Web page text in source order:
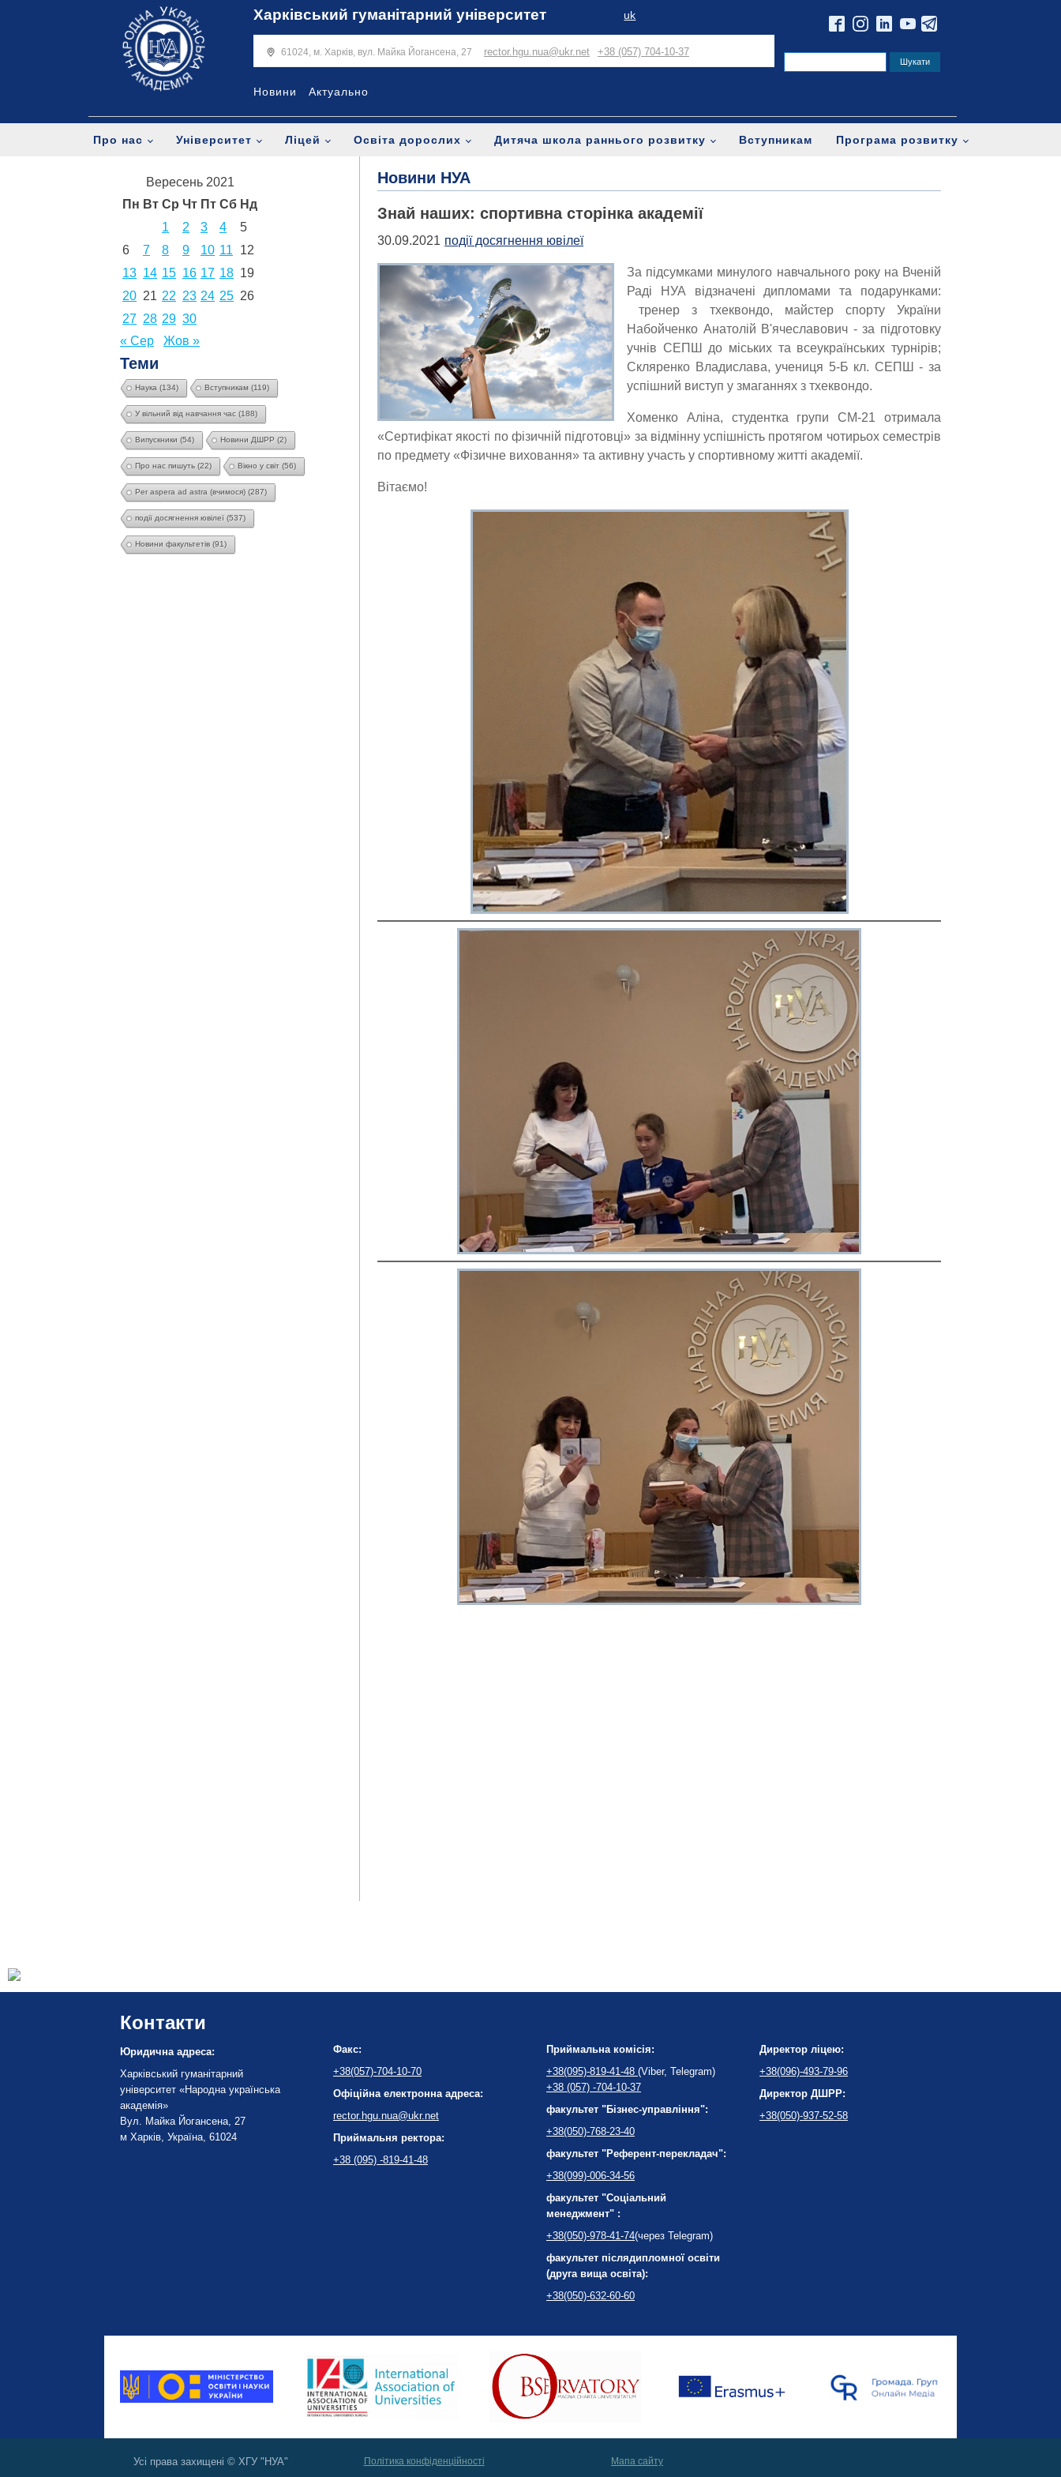
Харківський гуманітарний університет uk
61024, м. Харків, вул. Майка Йогансена, 27 rector.hgu.nua@ukr.net +38 (057) 704-10-37
Новини Актуально
Про нас Університет Ліцей Освіта дорослих Дитяча школа раннього розвитку Вступникам Програма розвитку
Вересень 2021
Пн Вт Ср Чт Пт Сб Нд
1
2 3 4
5
6
7 8 9 10 11
12
13 14 15 16 17 18 19
20 21 22 23 24 25 26
27 28 29 30
« Сер
Жов »
Теми
Наука (134) Вступникам (119)
У вільний від навчання час (188)
Випускники (54) Новини ДШРР (2)
Про нас пишуть (22) Вікно у світ (56)
Per aspera ad astra (вчимося) (287)
події досягнення ювілеї (537)
Новини факультетів (91)
Новини НУА
Знай наших: спортивна сторінка академії
30.09.2021 події досягнення ювілеї
За підсумками минулого навчального року на Вченій
Раді НУА відзначені дипломами та подарунками:
тренер з тхеквондо, майстер спорту України
Набойченко Анатолій В'ячеславович - за підготовку
учнів СЕПШ до міських та всеукраїнських турнірів;
Скляренко Владислава, учениця 5-Б кл. СЕПШ - за
успішний виступ у змаганнях з тхеквондо.
Хоменко Аліна, студентка групи СМ-21 отримала
«Сертифікат якості по фізичній підготовці» за відмінну успішність протягом чотирьох семестрів
по предмету «Фізичне виховання» та активну участь у спортивному житті академії.
Вітаємо!
Контакти
Юридична адреса:
Харківський гуманітарний
університет «Народна українська
академія»
Вул. Майка Йогансена, 27
м Харків, Україна, 61024
Факс:
+38(057)-704-10-70
Офіційна електронна адреса:
rector.hgu.nua@ukr.net
Приймальня ректора:
+38 (095) -819-41-48
Приймальна комісія:
+38(095)-819-41-48 (Viber, Telegram)
+38 (057) -704-10-37
факультет "Бізнес-управління":
+38(050)-768-23-40
факультет "Референт-перекладач":
+38(099)-006-34-56
факультет "Соціальний
менеджмент" :
+38(050)-978-41-74(через Telegram)
факультет післядипломної освіти
(друга вища освіта):
+38(050)-632-60-60
Директор ліцею:
+38(096)-493-79-96
Директор ДШРР:
+38(050)-937-52-58
Усі права захищені © ХГУ "НУА" Політика конфіденційності Мапа сайту